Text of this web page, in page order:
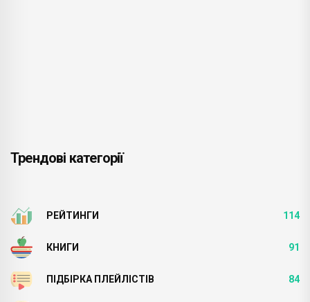
Трендові категорії
РЕЙТИНГИ 114
КНИГИ 91
ПІДБІРКА ПЛЕЙЛІСТІВ 84